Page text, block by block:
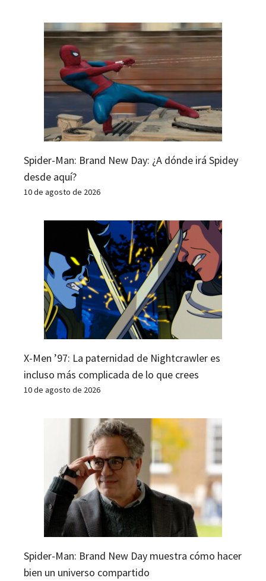
Spider-Man: Brand New Day: ¿A dónde irá Spidey
desde aquí?
10 de agosto de 2026
X-Men ’97: La paternidad de Nightcrawler es
incluso más complicada de lo que crees
10 de agosto de 2026
Spider-Man: Brand New Day muestra cómo hacer
bien un universo compartido